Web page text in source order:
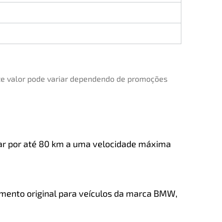
valor pode variar dependendo de promoções
por até 80 km a uma velocidade máxima
original para veículos da marca BMW,